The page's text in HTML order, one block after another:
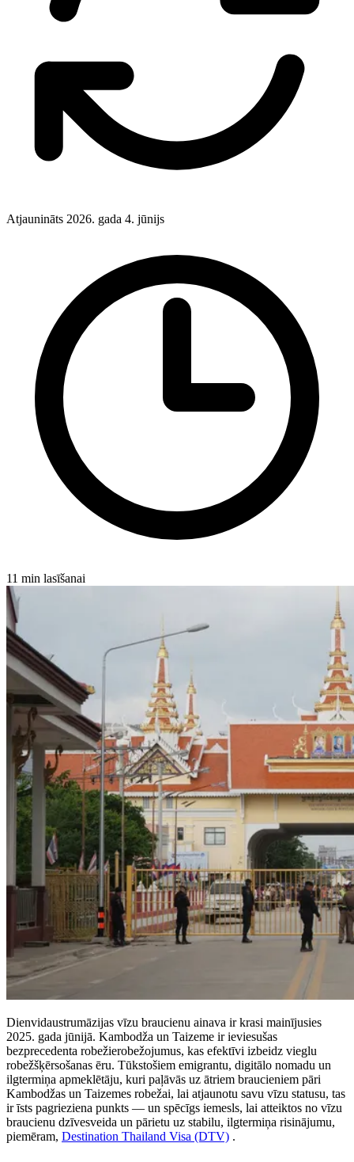
Atjaunināts 2026. gada 4. jūnijs
11 min lasīšanai
Dienvidaustrumāzijas vīzu braucienu ainava ir krasi mainījusies
2025. gada jūnijā. Kambodža un Taizeme ir ieviesušas
bezprecedenta robežierobežojumus, kas efektīvi izbeidz vieglu
robežšķērsošanas ēru. Tūkstošiem emigrantu, digitālo nomadu un
ilgtermiņa apmeklētāju, kuri paļāvās uz ātriem braucieniem pāri
Kambodžas un Taizemes robežai, lai atjaunotu savu vīzu statusu, tas
ir īsts pagrieziena punkts — un spēcīgs iemesls, lai atteiktos no vīzu
braucienu dzīvesveida un pārietu uz stabilu, ilgtermiņa risinājumu,
piemēram, Destination Thailand Visa (DTV) .